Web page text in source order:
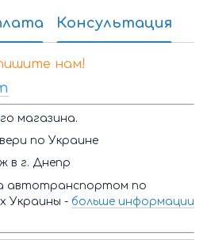
Консультация
нам!
магазина.
по Украине
в г. Днепр
автотранспортом по
Украины - больше информации